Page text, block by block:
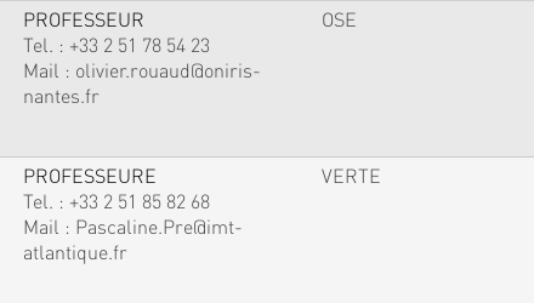
PROFESSEUR
Tel. : +33 2 51 78 54 23
Mail : olivier.rouaud@oniris-
nantes.fr
OSE
PROFESSEURE
Tel. : +33 2 51 85 82 68
Mail : Pascaline.Pre@imt-
atlantique.fr
VERTE